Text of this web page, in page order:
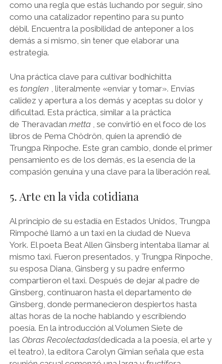
como una regla que estás luchando por seguir, sino
como una catalizador repentino para su punto
débil. Encuentra la posibilidad de anteponer a los
demás a sí mismo, sin tener que elaborar una
estrategia.
Una práctica clave para cultivar bodhichitta
es tonglen , literalmente «enviar y tomar». Envías
calidez y apertura a los demás y aceptas su dolor y
dificultad. Esta práctica, similar a la práctica
de Theravadan metta, se convirtió en el foco de los
libros de Pema Chödrön, quien la aprendió de
Trungpa Rinpoche. Este gran cambio, donde el primer
pensamiento es de los demás, es la esencia de la
compasión genuina y una clave para la liberación real.
5. Arte en la vida cotidiana
Al principio de su estadía en Estados Unidos, Trungpa
Rimpoché llamó a un taxi en la ciudad de Nueva
York. El poeta Beat Allen Ginsberg intentaba llamar al
mismo taxi. Fueron presentados, y Trungpa Rinpoche,
su esposa Diana, Ginsberg y su padre enfermo
compartieron el taxi. Después de dejar al padre de
Ginsberg, continuaron hasta el departamento de
Ginsberg, donde permanecieron despiertos hasta
altas horas de la noche hablando y escribiendo
poesía. En la introducción al Volumen Siete de
las Obras Recolectadas(dedicada a la poesía, el arte y
el teatro), la editora Carolyn Gimian señala que esta